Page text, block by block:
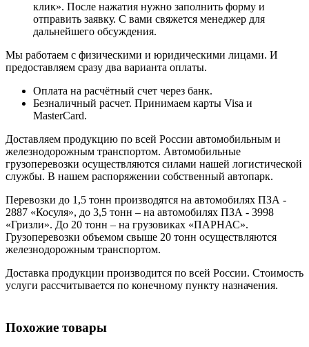
клик». После нажатия нужно заполнить форму и
отправить заявку. С вами свяжется менеджер для
дальнейшего обсуждения.
Мы работаем с физическими и юридическими лицами. И
предоставляем сразу два варианта оплаты.
Оплата на расчётный счет через банк.
Безналичный расчет. Принимаем карты Visa и
MasterCard.
Доставляем продукцию по всей России автомобильным и
железнодорожным транспортом. Автомобильные
грузоперевозки осуществляются силами нашей логистической
службы. В нашем распоряжении собственный автопарк.
Перевозки до 1,5 тонн производятся на автомобилях ПЗА -
2887 «Косуля», до 3,5 тонн – на автомобилях ПЗА - 3998
«Гризли». До 20 тонн – на грузовиках «ПАРНАС».
Грузоперевозки объемом свыше 20 тонн осуществляются
железнодорожным транспортом.
Доставка продукции производится по всей России. Стоимость
услуги рассчитывается по конечному пункту назначения.
Похожие товары